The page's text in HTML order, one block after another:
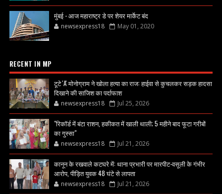
मुंबई - आज महाराष्ट्र डे पर शेयर मार्केट बंद
newsexpress18 May 01, 2020
RECENT IN MP
टूटे 'A' मोनोग्राम ने खोला हत्या का राज: हाईवा से कुचलकर सड़क हादसा
दिखाने की साजिश का पर्दाफाश
newsexpress18 Jul 25, 2026
"रिकॉर्ड में बंटा राशन, हकीकत में खाली थाली; 5 महीने बाद फूटा गरीबों
का गुस्सा"
newsexpress18 Jul 21, 2026
कानून के रखवाले कटघरे में: थाना प्रभारी पर मारपीट-वसूली के गंभीर
आरोप, पीड़ित युवक 48 घंटे से लापता
newsexpress18 Jul 21, 2026